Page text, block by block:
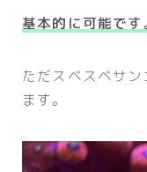
基本的に可能です
ただスベスベサ
ます。